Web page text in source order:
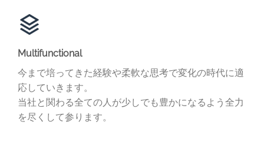
Multifunctional
今まで培ってきた経験や柔軟な思考で変化の時代に適
応していきます。
当社と関わる全ての人が少しでも豊かになるよう全力
を尽くして参ります。